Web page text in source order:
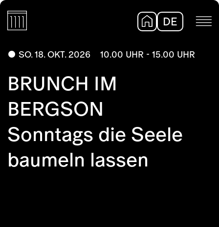
DE
SO. 18. OKT. 2026 10.00 UHR - 15.00 UHR
BRUNCH IM
BERGSON
Sonntags die Seele
baumeln lassen